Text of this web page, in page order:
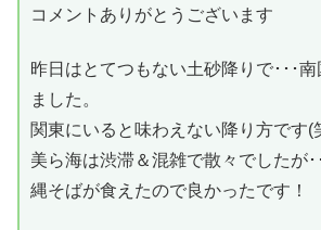
コメントありがとうございます
昨日はとてつもない土砂降りで･･･
ました。
関東にいると味わえない降り方です(
美ら海は渋滞＆混雑で散々でしたが
縄そばが食えたので良かったです！